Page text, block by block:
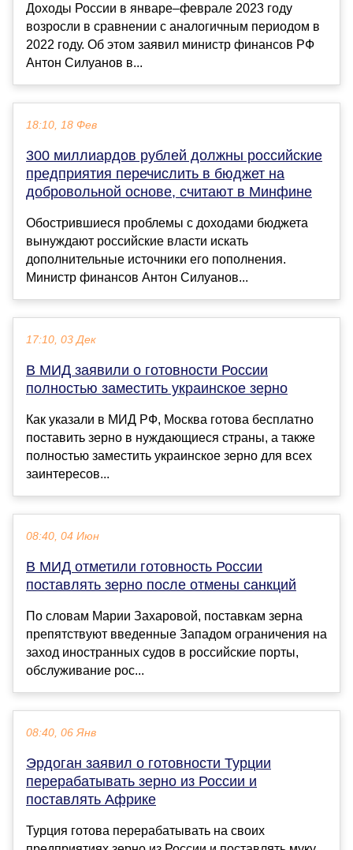
Доходы России в январе–феврале 2023 году
возросли в сравнении с аналогичным периодом в
2022 году. Об этом заявил министр финансов РФ
Антон Силуанов в...
18:10, 18 Фев
300 миллиардов рублей должны российские
предприятия перечислить в бюджет на
добровольной основе, считают в Минфине
Обострившиеся проблемы с доходами бюджета
вынуждают российские власти искать
дополнительные источники его пополнения.
Министр финансов Антон Силуанов...
17:10, 03 Дек
В МИД заявили о готовности России
полностью заместить украинское зерно
Как указали в МИД РФ, Москва готова бесплатно
поставить зерно в нуждающиеся страны, а также
полностью заместить украинское зерно для всех
заинтересов...
08:40, 04 Июн
В МИД отметили готовность России
поставлять зерно после отмены санкций
По словам Марии Захаровой, поставкам зерна
препятствуют введенные Западом ограничения на
заход иностранных судов в российские порты,
обслуживание рос...
08:40, 06 Янв
Эрдоган заявил о готовности Турции
перерабатывать зерно из России и
поставлять Африке
Турция готова перерабатывать на своих